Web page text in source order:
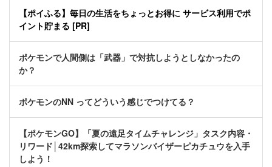
【ポイふる】毎日の生活をちょっとお得に サービス利用でポ
イント貯まる [PR]
ポケモンで人間側は「武器」で対抗しようとしなかったの
か？
ポケモンのNN ってどういう感じでつけてる？
【ポケモンGO】「夏の遠足タイムチャレンジ」タスク内容・
リワード│42km探索してマラソンバイザーピカチュウを入手
しよう！